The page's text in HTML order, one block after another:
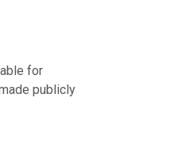
for
publicly